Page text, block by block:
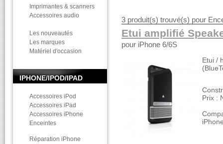
Imprimantes & scanners
Accessoires audio
Les nouveautés
Les marques
Matériel d'occasion
IPHONE/IPOD/IPAD
Accessoires iPod
Accessoires iPad
Accessoires iPhone
Enceintes
Réparation iPhone
3 produit(s) trouvé(s) pour
Etui amplifié
pour iPhone 6/6S
Etui /
Prix :